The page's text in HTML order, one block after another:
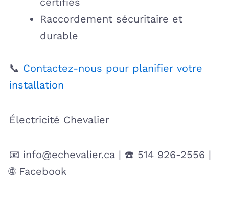
Raccordement sécuritaire et
durable
📞 Contactez-nous pour planifier votre
installation
Électricité Chevalier
📧 info@echevalier.ca | ☎️ 514 926-2556 |
🌐 Facebook